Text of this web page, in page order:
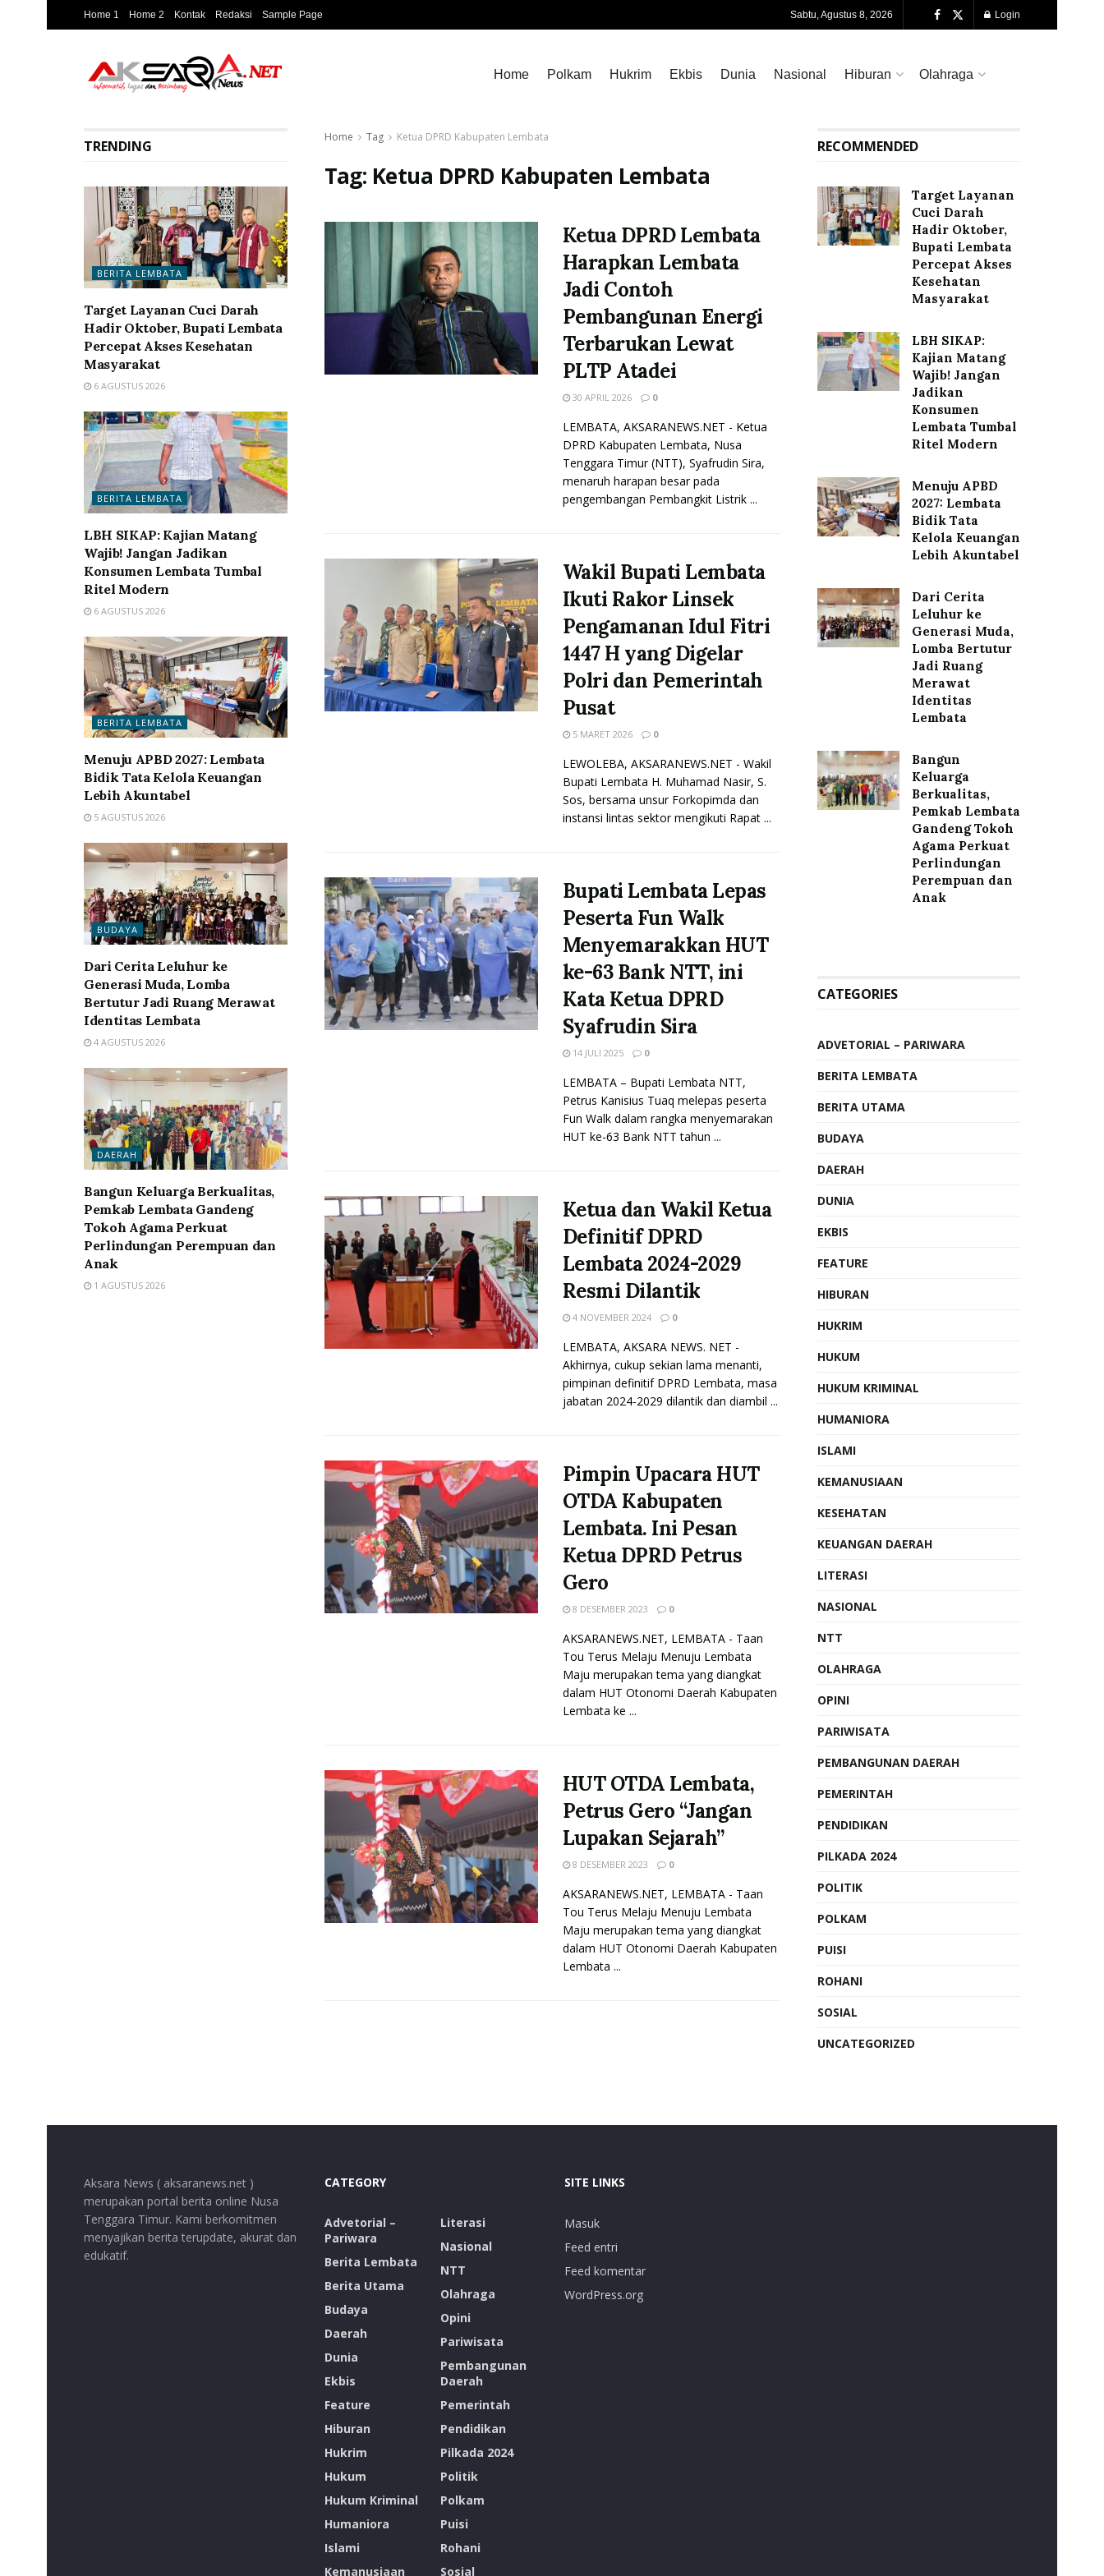
Home 1 Home 2 Kontak Redaksi Sample Page Sabtu, Agustus 8, 2026 Login
Home Polkam Hukrim Ekbis Dunia Nasional Hiburan Olahraga
Home Tag Ketua DPRD Kabupaten Lembata
Tag: Ketua DPRD Kabupaten Lembata
Ketua DPRD Lembata
Harapkan Lembata
Jadi Contoh
Pembangunan Energi
Terbarukan Lewat
PLTP Atadei
30 APRIL 2026 0
LEMBATA, AKSARANEWS.NET - Ketua
DPRD Kabupaten Lembata, Nusa
Tenggara Timur (NTT), Syafrudin Sira,
menaruh harapan besar pada
pengembangan Pembangkit Listrik ...
Wakil Bupati Lembata
Ikuti Rakor Linsek
Pengamanan Idul Fitri
1447 H yang Digelar
Polri dan Pemerintah
Pusat
5 MARET 2026 0
LEWOLEBA, AKSARANEWS.NET - Wakil
Bupati Lembata H. Muhamad Nasir, S.
Sos, bersama unsur Forkopimda dan
instansi lintas sektor mengikuti Rapat ...
Bupati Lembata Lepas
Peserta Fun Walk
Menyemarakkan HUT
ke-63 Bank NTT, ini
Kata Ketua DPRD
Syafrudin Sira
14 JULI 2025 0
LEMBATA – Bupati Lembata NTT,
Petrus Kanisius Tuaq melepas peserta
Fun Walk dalam rangka menyemarakan
HUT ke-63 Bank NTT tahun ...
Ketua dan Wakil Ketua
Definitif DPRD
Lembata 2024-2029
Resmi Dilantik
4 NOVEMBER 2024 0
LEMBATA, AKSARA NEWS. NET -
Akhirnya, cukup sekian lama menanti,
pimpinan definitif DPRD Lembata, masa
jabatan 2024-2029 dilantik dan diambil ...
Pimpin Upacara HUT
OTDA Kabupaten
Lembata. Ini Pesan
Ketua DPRD Petrus
Gero
8 DESEMBER 2023 0
AKSARANEWS.NET, LEMBATA - Taan
Tou Terus Melaju Menuju Lembata
Maju merupakan tema yang diangkat
dalam HUT Otonomi Daerah Kabupaten
Lembata ke ...
HUT OTDA Lembata,
Petrus Gero “Jangan
Lupakan Sejarah”
8 DESEMBER 2023 0
AKSARANEWS.NET, LEMBATA - Taan
Tou Terus Melaju Menuju Lembata
Maju merupakan tema yang diangkat
dalam HUT Otonomi Daerah Kabupaten
Lembata ...
TRENDING
BERITA LEMBATA
Target Layanan Cuci Darah
Hadir Oktober, Bupati Lembata
Percepat Akses Kesehatan
Masyarakat
6 AGUSTUS 2026
BERITA LEMBATA
LBH SIKAP: Kajian Matang
Wajib! Jangan Jadikan
Konsumen Lembata Tumbal
Ritel Modern
6 AGUSTUS 2026
BERITA LEMBATA
Menuju APBD 2027: Lembata
Bidik Tata Kelola Keuangan
Lebih Akuntabel
5 AGUSTUS 2026
BUDAYA
Dari Cerita Leluhur ke
Generasi Muda, Lomba
Bertutur Jadi Ruang Merawat
Identitas Lembata
4 AGUSTUS 2026
DAERAH
Bangun Keluarga Berkualitas,
Pemkab Lembata Gandeng
Tokoh Agama Perkuat
Perlindungan Perempuan dan
Anak
1 AGUSTUS 2026
RECOMMENDED
Target Layanan
Cuci Darah
Hadir Oktober,
Bupati Lembata
Percepat Akses
Kesehatan
Masyarakat
LBH SIKAP:
Kajian Matang
Wajib! Jangan
Jadikan
Konsumen
Lembata Tumbal
Ritel Modern
Menuju APBD
2027: Lembata
Bidik Tata
Kelola Keuangan
Lebih Akuntabel
Dari Cerita
Leluhur ke
Generasi Muda,
Lomba Bertutur
Jadi Ruang
Merawat
Identitas
Lembata
Bangun
Keluarga
Berkualitas,
Pemkab Lembata
Gandeng Tokoh
Agama Perkuat
Perlindungan
Perempuan dan
Anak
CATEGORIES
ADVETORIAL – PARIWARA
BERITA LEMBATA
BERITA UTAMA
BUDAYA
DAERAH
DUNIA
EKBIS
FEATURE
HIBURAN
HUKRIM
HUKUM
HUKUM KRIMINAL
HUMANIORA
ISLAMI
KEMANUSIAAN
KESEHATAN
KEUANGAN DAERAH
LITERASI
NASIONAL
NTT
OLAHRAGA
OPINI
PARIWISATA
PEMBANGUNAN DAERAH
PEMERINTAH
PENDIDIKAN
PILKADA 2024
POLITIK
POLKAM
PUISI
ROHANI
SOSIAL
UNCATEGORIZED
Aksara News ( aksaranews.net )
merupakan portal berita online Nusa
Tenggara Timur. Kami berkomitmen
menyajikan berita terupdate, akurat dan
edukatif.
CATEGORY
Advetorial –
Pariwara
Berita Lembata
Berita Utama
Budaya
Daerah
Dunia
Ekbis
Feature
Hiburan
Hukrim
Hukum
Hukum Kriminal
Humaniora
Islami
Kemanusiaan
Literasi
Nasional
NTT
Olahraga
Opini
Pariwisata
Pembangunan
Daerah
Pemerintah
Pendidikan
Pilkada 2024
Politik
Polkam
Puisi
Rohani
Sosial
SITE LINKS
Masuk
Feed entri
Feed komentar
WordPress.org